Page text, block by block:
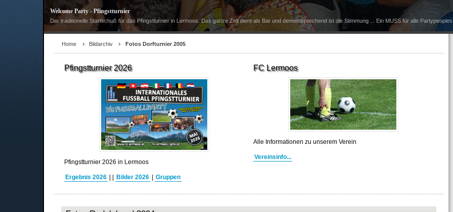
Welcome Party - Pfingstturnier
Der traditionelle Startschuß für das Pfingstturnier in Lermoos. Das ganze Zelt dient als Bar und dementsprechend ist die Stimmung ... Ein MUSS für alle
Home Bildarchiv Fotos Dorfturnier 2005
Pfingstturnier 2026
Pfingstturnier 2026 in Lermoos
Ergebnis 2026 Bilder 2026 Gruppen
FC Lermoos
Alle Informationen zu unserem Verein
Vereinsinfo...